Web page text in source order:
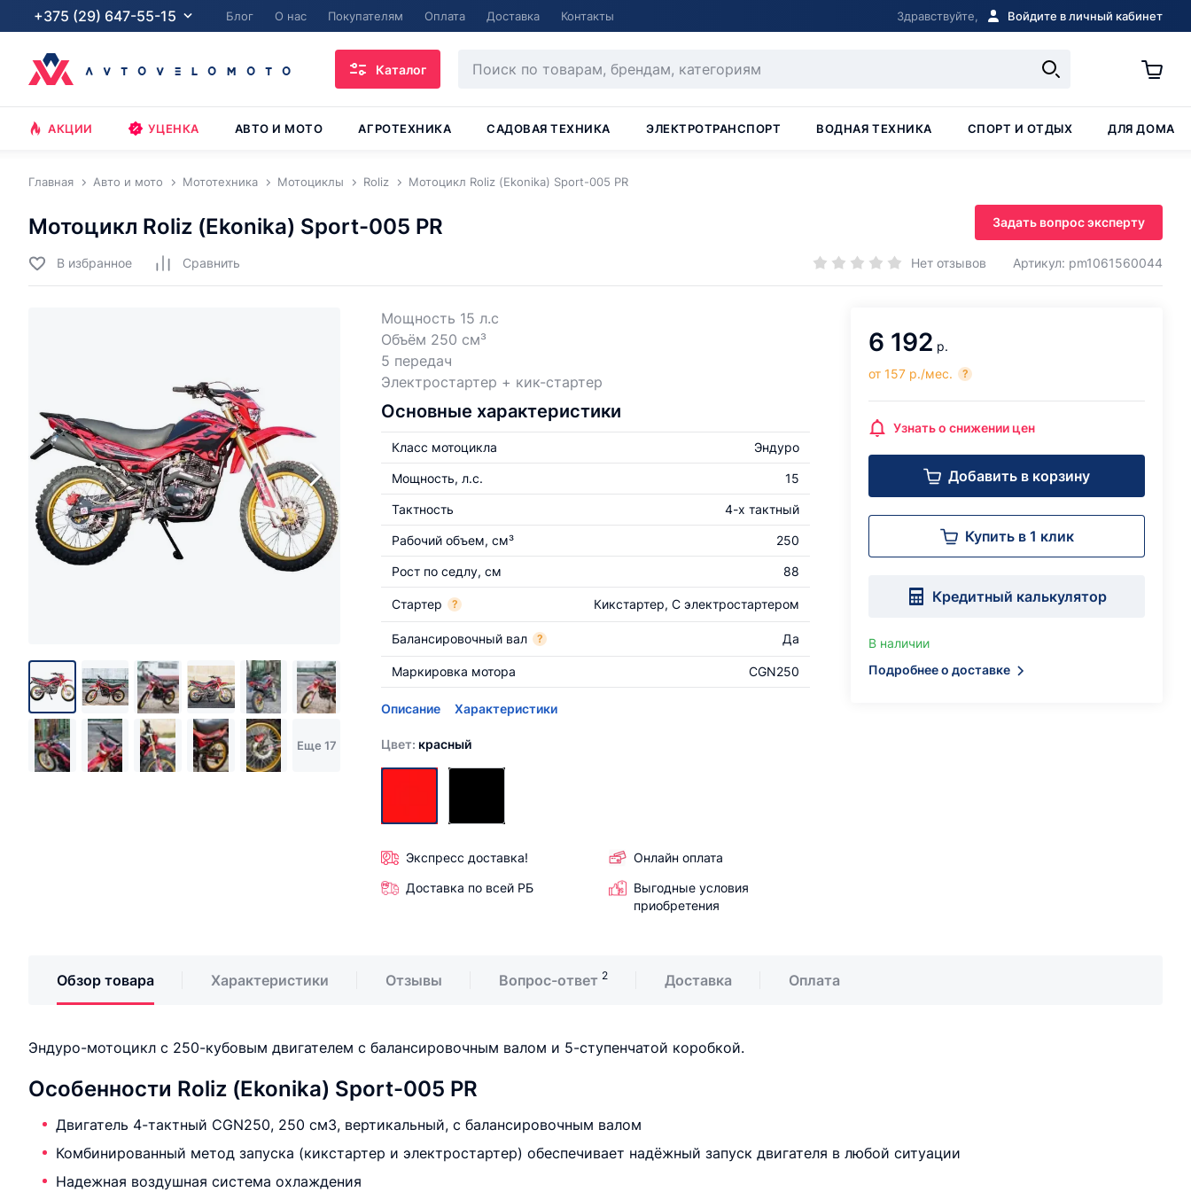
+375 (29) 647-55-15 Блог О нас Покупателям Оплата Доставка Контакты Здравствуйте, Войдите в личный кабинет
Каталог
АКЦИИ УЦЕНКА АВТО И МОТО АГРОТЕХНИКА САДОВАЯ ТЕХНИКА ЭЛЕКТРОТРАНСПОРТ ВОДНАЯ ТЕХНИКА СПОРТ И ОТДЫХ ДЛЯ ДОМА
Главная Авто и мото Мототехника Мотоциклы Roliz Мотоцикл Roliz (Ekonika) Sport-005 PR
Мотоцикл Roliz (Ekonika) Sport-005 PR Задать вопрос эксперту
В избранное Cравнить Нет отзывов Артикул: pm1061560044
Еще 17
Мощность 15 л.с
Объём 250 см³
5 передач
Электростартер + кик-стартер
Основные характеристики
Класс мотоцикла Эндуро
Мощность, л.с. 15
Тактность 4-х тактный
Рабочий объем, см³ 250
Рост по седлу, см 88
Стартер ? Кикстартер, С электростартером
Балансировочный вал ? Да
Маркировка мотора CGN250
Описание Характеристики
Цвет: красный
Экспресс доставка!
Онлайн оплата
Доставка по всей РБ
Выгодные условия
приобретения
6 192 р.
от 157 р./мес.
?
Узнать о снижении цен
Добавить в корзину
Купить в 1 клик
Кредитный калькулятор
В наличии
Подробнее о доставке
Обзор товара Характеристики Отзывы Вопрос-ответ 2 Доставка Оплата
Эндуро-мотоцикл с 250-кубовым двигателем с балансировочным валом и 5-ступенчатой коробкой.
Особенности Roliz (Ekonika) Sport-005 PR
Двигатель 4-тактный CGN250, 250 см3, вертикальный, с балансировочным валом
Комбинированный метод запуска (кикстартер и электростартер) обеспечивает надёжный запуск двигателя в любой ситуации
Надежная воздушная система охлаждения